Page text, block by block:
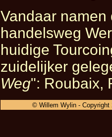
Vandaar
handelsweg
huidige
zuidelijker
Weg": Roubaix,
© Willem Wylin - Copyright